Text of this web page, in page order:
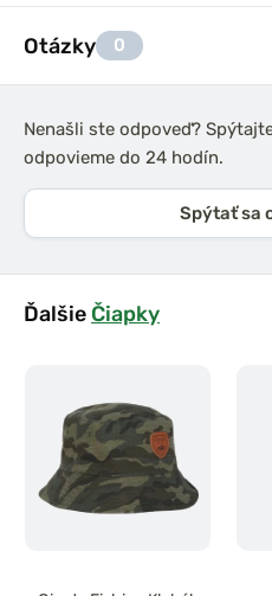
Otázky 0
Nenašli ste odpoveď?
odpovieme do 24 hodín.
Spýtať sa
Ďalšie Čiapky